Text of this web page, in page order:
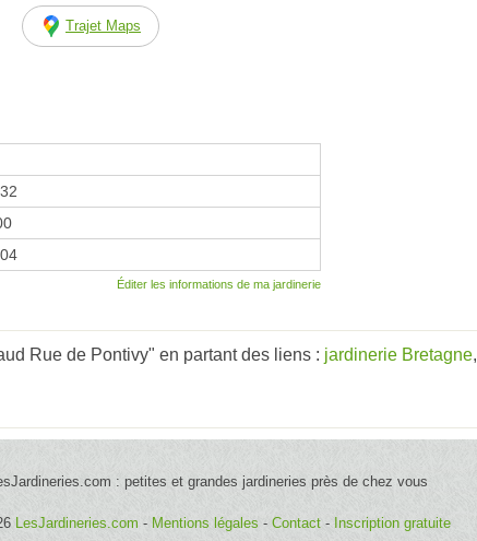
Trajet Maps
Éditer les informations de ma jardinerie
Rue de Pontivy" en partant des liens : jardinerie Bretagne,
: petites et grandes jardineries près de chez vous
LesJardineries.com - Mentions légales - Contact- Inscription gratuite